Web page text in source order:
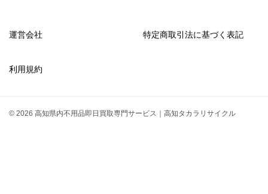
運営会社 特定商取引法に基づく表記
利用規約
© 2026 高知県内不用品即日買取専門サービス｜高知タカラリサイクル